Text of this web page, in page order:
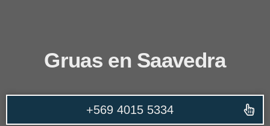
Gruas en Saavedra
+569 4015 5334